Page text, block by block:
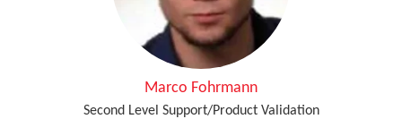
Marco Fohrmann
Second Level Support/Product Validation